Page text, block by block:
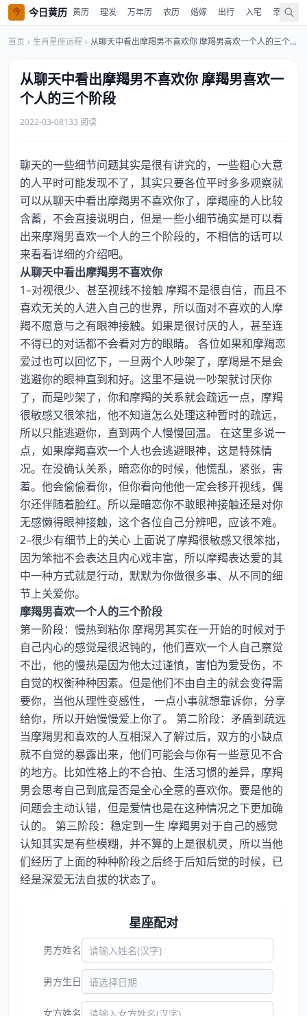
今 今日黄历 黄历 理发 万年历 农历 婚嫁 出行 入宅 幸运色
首页 › 生肖星座运程 › 从聊天中看出摩羯男不喜欢你 摩羯男喜欢一个人的三个阶段
从聊天中看出摩羯男不喜欢你 摩羯男喜欢一
个人的三个阶段
2022-03-08133 阅读
聊天的一些细节问题其实是很有讲究的，一些粗心大意
的人平时可能发现不了，其实只要各位平时多多观察就
可以从聊天中看出摩羯男不喜欢你了，摩羯座的人比较
含蓄，不会直接说明白，但是一些小细节确实是可以看
出来摩羯男喜欢一个人的三个阶段的，不相信的话可以
来看看详细的介绍吧。
从聊天中看出摩羯男不喜欢你
1–对视很少、甚至视线不接触 摩羯不是很自信，而且不
喜欢无关的人进入自己的世界，所以面对不喜欢的人摩
羯不愿意与之有眼神接触。如果是很讨厌的人，甚至连
不得已的对话都不会看对方的眼睛。 各位如果和摩羯恋
爱过也可以回忆下，一旦两个人吵架了，摩羯是不是会
逃避你的眼神直到和好。这里不是说一吵架就讨厌你
了，而是吵架了，你和摩羯的关系就会疏远一点，摩羯
很敏感又很笨拙，他不知道怎么处理这种暂时的疏远，
所以只能逃避你，直到两个人慢慢回温。 在这里多说一
点，如果摩羯喜欢一个人也会逃避眼神，这是特殊情
况。在没确认关系，暗恋你的时候，他慌乱，紧张，害
羞。他会偷偷看你，但你看向他他一定会移开视线，偶
尔还伴随着脸红。所以是暗恋你不敢眼神接触还是对你
无感懒得眼神接触，这个各位自己分辨吧，应该不难。
2–很少有细节上的关心 上面说了摩羯很敏感又很笨拙，
因为笨拙不会表达且内心戏丰富，所以摩羯表达爱的其
中一种方式就是行动，默默为你做很多事、从不同的细
节上关爱你。
摩羯男喜欢一个人的三个阶段
第一阶段：慢热到粘你 摩羯男其实在一开始的时候对于
自己内心的感觉是很迟钝的，他们喜欢一个人自己察觉
不出，他的慢热是因为他太过谨慎，害怕为爱受伤，不
自觉的权衡种种因素。但是他们不由自主的就会变得需
要你，当他从理性变感性， 一点小事就想靠诉你，分享
给你，所以开始慢慢爱上你了。 第二阶段：矛盾到疏远
当摩羯男和喜欢的人互相深入了解过后，双方的小缺点
就不自觉的暴露出来，他们可能会与你有一些意见不合
的地方。比如性格上的不合拍、生活习惯的差异，摩羯
男会思考自己到底是否是全心全意的喜欢你。要是他的
问题会主动认错，但是爱情也是在这种情况之下更加确
认的。 第三阶段：稳定到一生 摩羯男对于自己的感觉
认知其实是有些模糊，并不算的上是很机灵，所以当他
们经历了上面的种种阶段之后终于后知后觉的时候，已
经是深爱无法自拔的状态了。
星座配对
男方姓名
男方生日
女方姓名